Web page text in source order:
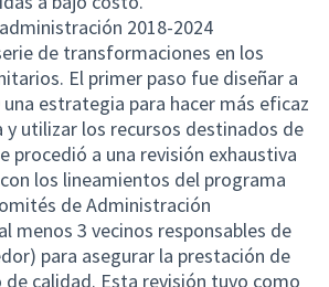
2018-2024
de transformaciones en los
El primer paso fue diseñar a
estrategia para hacer más eficaz
y utilizar los recursos destinados de
procedió a una revisión exhaustiva
los lineamientos del programa
de Administración
menos 3 vecinos responsables de
para asegurar la prestación de
de calidad. Esta revisión tuvo como